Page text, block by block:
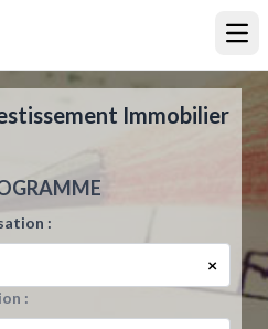
Immobilier
:
×
: